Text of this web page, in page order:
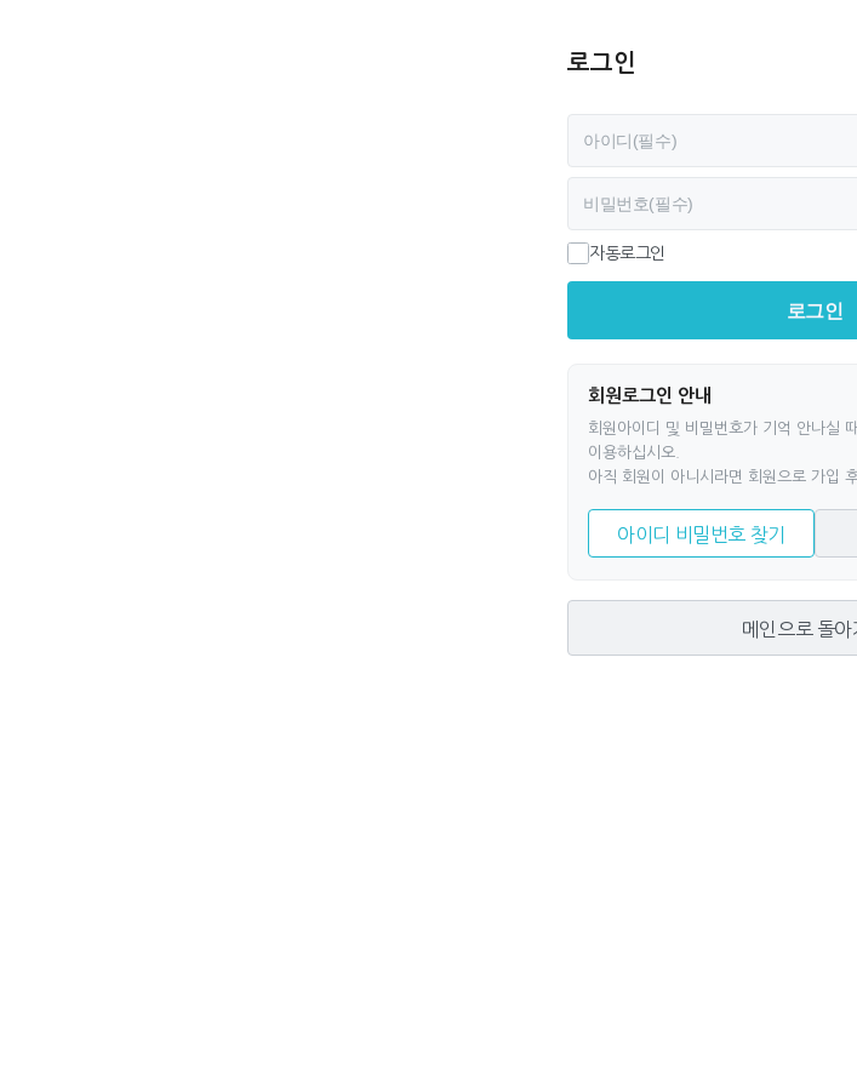
로그인
자동로그인
로그인
회원로그인 안내
회원아이디 및 비밀번호가 기억 안나실
이용하십시오.
아직 회원이 아니시라면 회원으로 가입
아이디 비밀번호 찾기
메인으로 돌아